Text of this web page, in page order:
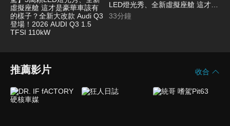
LED燈光秀、全新虛擬座艙 這才是
豪華車該有的樣子？全新大改款
33分鐘
推薦影片 收合